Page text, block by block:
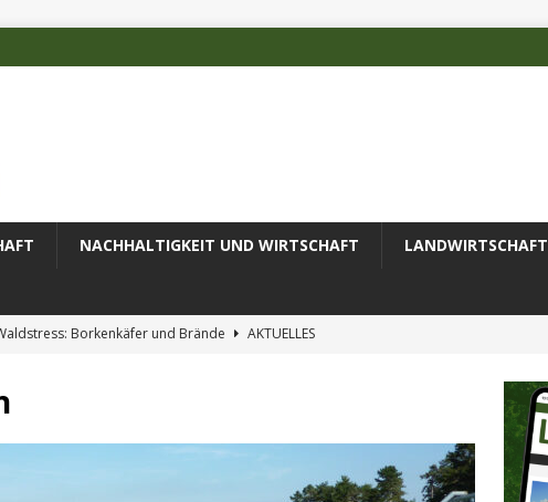
NACHHALTIGKEIT UND WIRTSCHAFT LANDWIRTSCHAFT
Borkenkäfer und Brände
AKTUELLES
Methode erfolgreich zur Untersuchung komplexer Umweltproben